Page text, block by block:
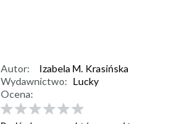
Autor:
Izabela M. Krasińska
Wydawnictwo: Lucky
Ocena: